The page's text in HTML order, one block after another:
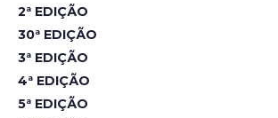
2ª EDIÇÃO
30ª EDIÇÃO
3ª EDIÇÃO
4ª EDIÇÃO
5ª EDIÇÃO